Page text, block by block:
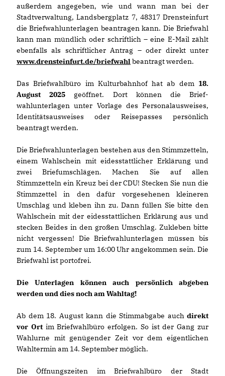
außerdem angegeben, wie und wann man bei der
Stadtverwaltung, Landsbergplatz 7, 48317 Drensteinfurt
die Briefwahlunterlagen beantragen kann. Die Briefwahl
kann man mündlich oder schriftlich – eine E-Mail zählt
ebenfalls als schriftlicher Antrag – oder direkt unter
www.drensteinfurt.de/briefwahlbeantragt werden.
Das Briefwahlbüro im Kulturbahnhof hat ab dem 18.
August 2025 geöffnet. Dort können die Brief-
wahlunterlagen unter Vorlage des Personalausweises,
Identitätsausweises oder Reisepasses persönlich
beantragt werden.
Die Briefwahlunterlagen bestehen aus den Stimmzetteln,
einem Wahlschein mit eidesstattlicher Erklärung und
zwei Briefumschlägen. Machen Sie auf allen
Stimmzetteln ein Kreuz bei der CDU! Stecken Sie nun die
Stimmzettel in den dafür vorgesehenen kleineren
Umschlag und kleben ihn zu. Dann füllen Sie bitte den
Wahlschein mit der eidesstattlichen Erklärung aus und
stecken Beides in den großen Umschlag. Zukleben bitte
nicht vergessen! Die Briefwahlunterlagen müssen bis
zum 14. September um 16:00 Uhr angekommen sein. Die
Briefwahl ist portofrei.
Die Unterlagen können auch persönlich abgeben
werden und dies noch am Wahltag!
Ab dem 18. August kann die Stimmabgabe auch direkt
vor Ortim Briefwahlbüro erfolgen. So ist der Gang zur
Wahlurne mit genügender Zeit vor dem eigentlichen
Wahltermin am 14. September möglich.
Die Öffnungszeiten im Briefwahlbüro der Stadt